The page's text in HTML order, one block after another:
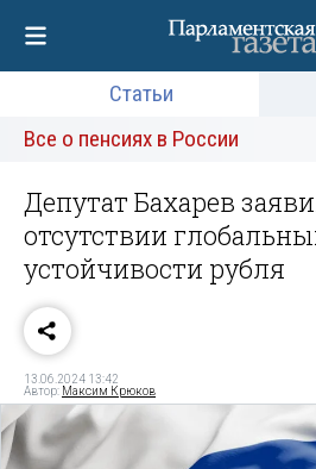
Статьи
Все о пенсиях в России
Депутат Бахарев
отсутствии
устойчивости рубля
13.06.2024 13:42
Автор: Максим Крюков